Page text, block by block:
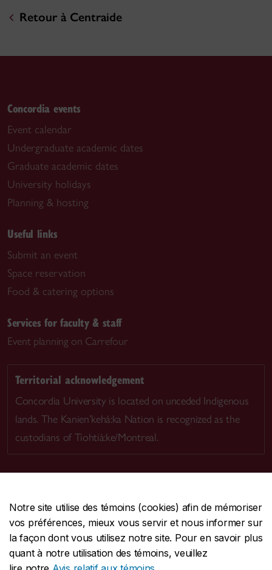
Notre site utilise des témoins (cookies) afin de mémoriser
vos préférences, mieux vous servir et nous informer sur
la façon dont vous utilisez notre site. Pour en savoir plus
quant à notre utilisation des témoins, veuillez
Retour à Centraide
Concordia events
Event calendar
Undergraduate academic dates
Graduate academic dates
University holidays
Planning & hosting
Useful links
Submit an event
Space reservation
Food & catering options
Services for faculty & staff
Event planning on Carrefour
Territorial acknowledgement
Concordia University is located on unceded Indigenous
lands. The Kanien’kehá:ka Nation is recognized as the
custodians of Tiohtià:ke/Montreal.
CENTRALE514-848-2424
URGENCE514-848-3717
Protection et prévention | Accessibilité | Confidentialité